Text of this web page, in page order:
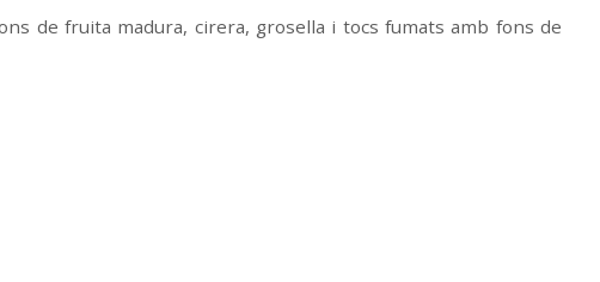
de fruita madura, cirera, grosella i tocs fumats amb fons de